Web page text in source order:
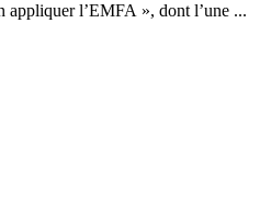
appliquer l’EMFA », dont l’une ...